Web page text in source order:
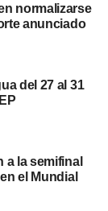
normalizarse
anunciado
del 27 al 31
a la semifinal
el Mundial